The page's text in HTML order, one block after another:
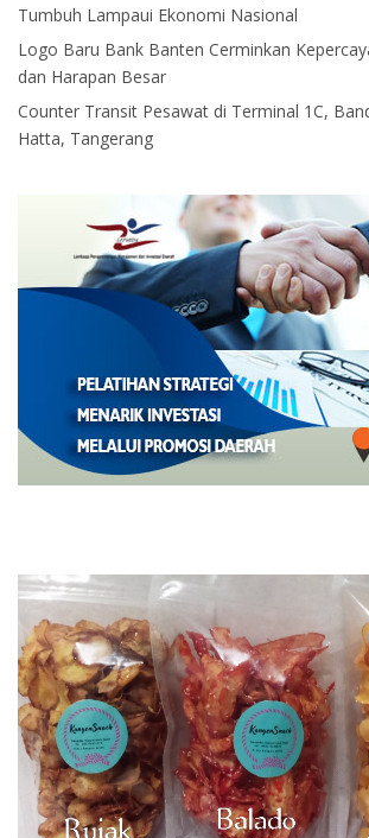
Tumbuh Lampaui Ekonomi Nasional
Logo Baru Bank Banten Cerminkan
dan Harapan Besar
Counter Transit Pesawat di Terminal 1C,
Hatta, Tangerang